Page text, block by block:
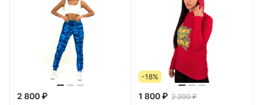
2 800 ₽
-18%
1 800 ₽ 2 200 ₽